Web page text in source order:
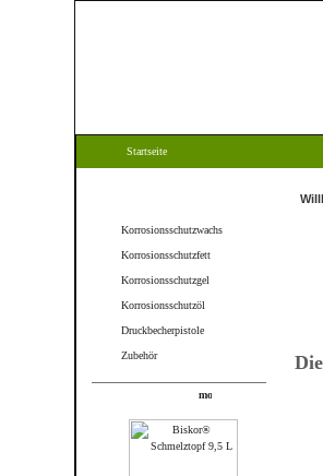
Startseite
Korrosionsschutzwachs
Korrosionsschutzfett
Korrosionsschutzgel
Korrosionsschutzöl
Druckbecherpistole
Zubehör